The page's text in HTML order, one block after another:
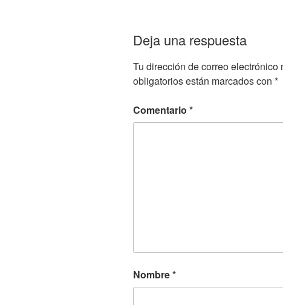
Deja una respuesta
Tu dirección de correo electrónico
obligatorios están marcados con *
Comentario *
Nombre*